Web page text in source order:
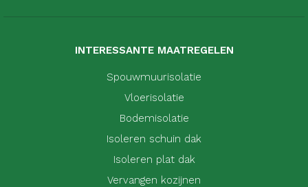
INTERESSANTE MAATREGELEN
Spouwmuurisolatie
Vloerisolatie
Bodemisolatie
Isoleren schuin dak
Isoleren plat dak
Vervangen kozijnen